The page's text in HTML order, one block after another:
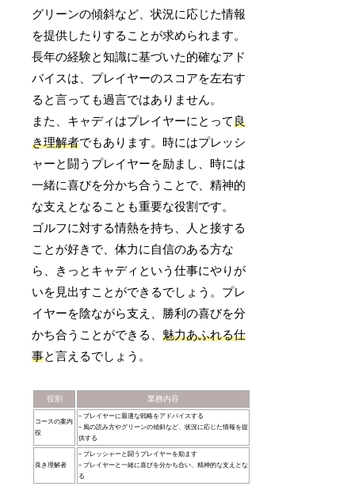
グリーンの傾斜など、状況に応じた情報
を提供したりすることが求められます。
長年の経験と知識に基づいた的確なアド
バイスは、プレイヤーのスコアを左右す
ると言っても過言ではありません。
また、キャディはプレイヤーにとって良
き理解者でもあります。時にはプレッシ
ャーと闘うプレイヤーを励まし、時には
一緒に喜びを分かち合うことで、精神的
な支えとなることも重要な役割です。
ゴルフに対する情熱を持ち、人と接する
ことが好きで、体力に自信のある方な
ら、きっとキャディという仕事にやりが
いを見出すことができるでしょう。プレ
イヤーを陰ながら支え、勝利の喜びを分
かち合うことができる、魅力あふれる仕
事と言えるでしょう。
役割 業務内容
コースの案内
役
– プレイヤーに最適な戦略をアドバイスする
– 風の読み方やグリーンの傾斜など、状況に応じた情報を提
供する
良き理解者
– プレッシャーと闘うプレイヤーを励ます
– プレイヤーと一緒に喜びを分かち合い、精神的な支えとな
る